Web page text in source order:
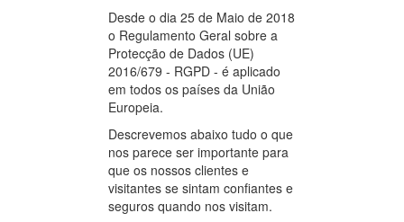
Desde o dia 25 de Maio de 2018
o Regulamento Geral sobre a
Protecção de Dados (UE)
2016/679 - RGPD - é aplicado
em todos os países da União
Europeia.
Descrevemos abaixo tudo o que
nos parece ser importante para
que os nossos clientes e
visitantes se sintam confiantes e
seguros quando nos visitam.